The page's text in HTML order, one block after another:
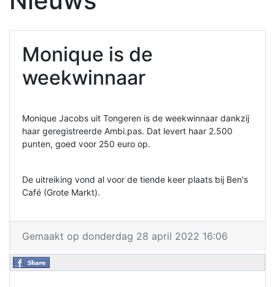
Monique is de
weekwinnaar
Monique Jacobs uit Tongeren is de weekwinnaar dankzij
haar geregistreerde Ambi.pas. Dat levert haar 2.500
punten, goed voor 250 euro op.
De uitreiking vond al voor de tiende keer plaats bij Ben's
Café (Grote Markt).
Gemaakt op donderdag 28 april 2022 16:06